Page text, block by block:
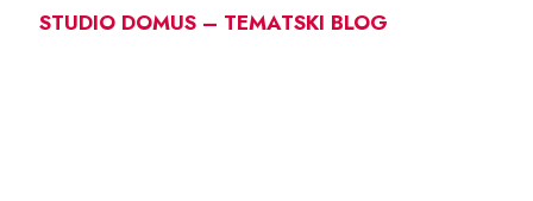
STUDIO DOMUS – TEMATSKI BLOG